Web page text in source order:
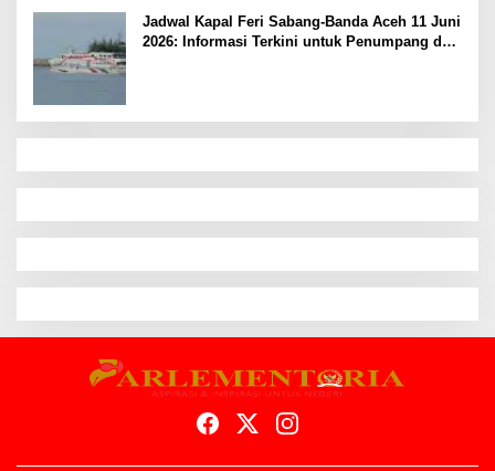
Jadwal Kapal Feri Sabang-Banda Aceh 11 Juni
2026: Informasi Terkini untuk Penumpang dan